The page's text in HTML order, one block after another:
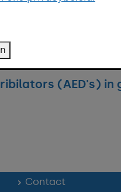
(AED's) in
Contact